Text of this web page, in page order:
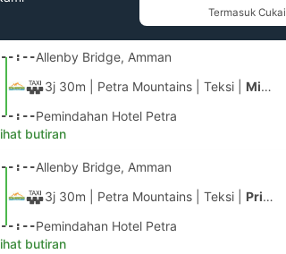
Termasuk Cukai
--:--Allenby Bridge, Amman
3j 30m | Petra Mountains Teksi Minivan 6 orang
--:--Pemindahan Hotel Petra
butiran
--:--Allenby Bridge, Amman
3j 30m | Petra Mountains Teksi Private 3pax
--:--Pemindahan Hotel Petra
butiran